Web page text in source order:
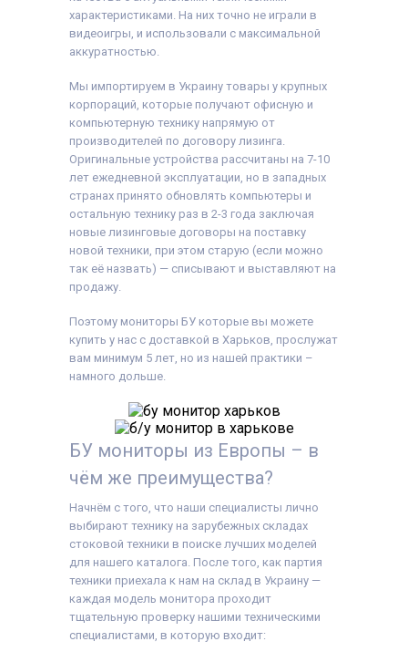
характеристиками. На них точно не играли в
видеоигры, и использовали с максимальной
аккуратностью.
Мы импортируем в Украину товары у крупных
корпораций, которые получают офисную и
компьютерную технику напрямую от
производителей по договору лизинга.
Оригинальные устройства рассчитаны на 7-10
лет ежедневной эксплуатации, но в западных
странах принято обновлять компьютеры и
остальную технику раз в 2-3 года заключая
новые лизинговые договоры на поставку
новой техники, при этом старую (если можно
так её назвать) — списывают и выставляют на
продажу.
Поэтому мониторы БУ которые вы можете
купить у нас с доставкой в Харьков, прослужат
вам минимум 5 лет, но из нашей практики –
намного дольше.
БУ мониторы из Европы – в
чём же преимущества?
Начнём с того, что наши специалисты лично
выбирают технику на зарубежных складах
стоковой техники в поиске лучших моделей
для нашего каталога. После того, как партия
техники приехала к нам на склад в Украину —
каждая модель монитора проходит
тщательную проверку нашими техническими
специалистами, в которую входит: